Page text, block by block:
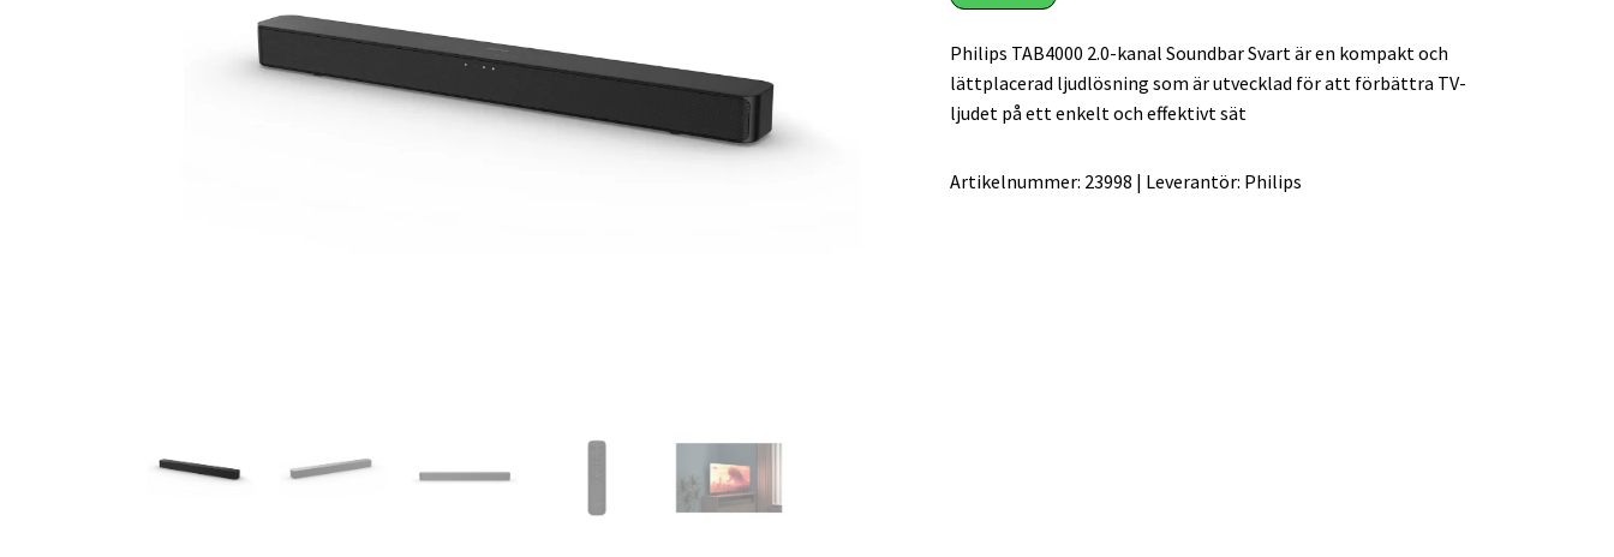
Philips TAB4000 2.0-kanal Soundbar Svart är en kompakt och
lättplacerad ljudlösning som är utvecklad för att förbättra TV-
ljudet på ett enkelt och effektivt sät
Artikelnummer: 23998 | Leverantör: Philips